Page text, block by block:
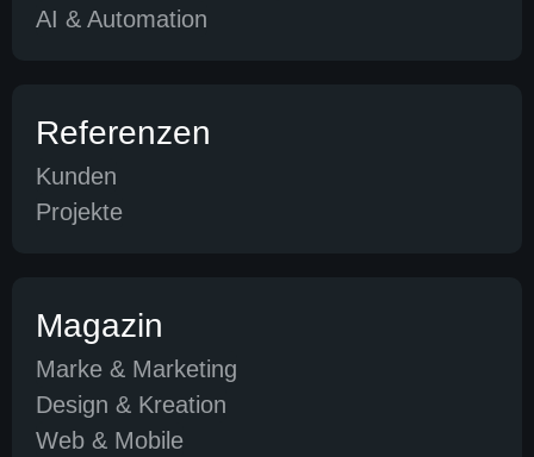
AI & Automation
Referenzen
Kunden
Projekte
Magazin
Marke & Marketing
Design & Kreation
Web & Mobile